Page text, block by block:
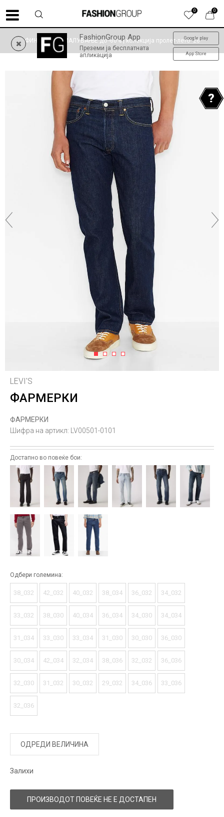
0
0
FashionGroup App
Преземи ја бесплатната
апликација
Google play
App Store
ФИНАЛНО НАМАЛУВАЊЕ до -60% | колекција пролет-лето '26
1 2 3 4
LEVI'S
ФАРМЕРКИ
ФАРМЕРКИ
Шифра на артикл:
LV00501-0101
Достапно во повеќе бои:
Одбери големина:
38_032 42_032 40_032 38_034 36_032 34_032
33_032 38_030 40_034 36_034 34_030 34_034
31_034 33_030 33_034 31_030 30_030 36_030
30_034 42_034 32_034 38_036 32_032 36_036
32_030 31_032 30_032 29_032 34_036 33_036
32_036
ОДРЕДИ ВЕЛИЧИНА
Залихи
ПРОИЗВОДОТ ПОВЕЌЕ НЕ Е ДОСТАПЕН